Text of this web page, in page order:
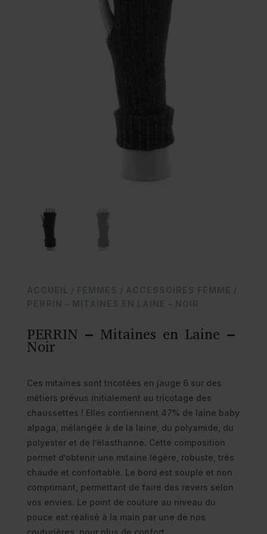
ACCUEIL / FEMMES / ACCESSOIRES FEMME /
PERRIN – MITAINES EN LAINE – NOIR
PERRIN – Mitaines en Laine –
Noir
Ces mitaines sont tricotées en jauge 6 sur des
métiers prévus initialement au tricotage des
chaussettes ! Elles contiennent 47% de laine baby
alpaga, mélangée à de la laine, du polyamide, du
polyester et de l’élasthanne. Cette composition
permet d’obtenir une mitaine légère, robuste, très
chaude et confortable. Le bord est souple et non
comprimant, permettant de faire des revers selon
vos envies. Le point de couture au niveau du
pouce est réalisé à la main par une de nos
couturières, pour plus de confort.